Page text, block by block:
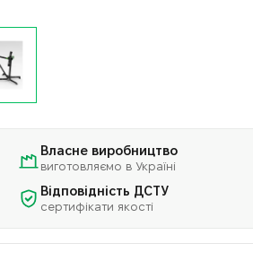
Власне виробництво
виготовляємо в Україні
Відповідність ДСТУ
сертифікати якості